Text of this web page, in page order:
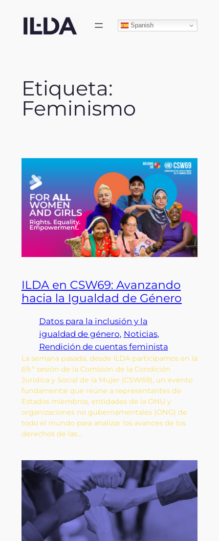
content
Spanish
Etiqueta:
Feminismo
ILDA en CSW69: Avanzando
hacia la Igualdad de Género
Datos para la inclusión y la
igualdad de género, Noticias
Rendición de cuentas feminista
La semana pasada, desde ILDA participamos en la
69.ª sesión de la Comisión de la Condición
Jurídica y Social de la Mujer (CSW69), un evento
fundamental que reúne a representantes de
Estados miembros, entidades de la ONU y
organizaciones no gubernamentales (ONG) de
todo el mundo para analizar los avances de los
derechos de las…